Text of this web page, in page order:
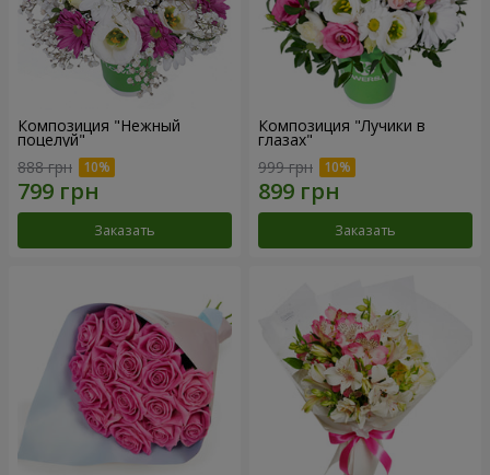
Композиция "Нежный
поцелуй"
888 грн
Заказать
Композиция "Лучики в
глазах"
999 грн
Заказать